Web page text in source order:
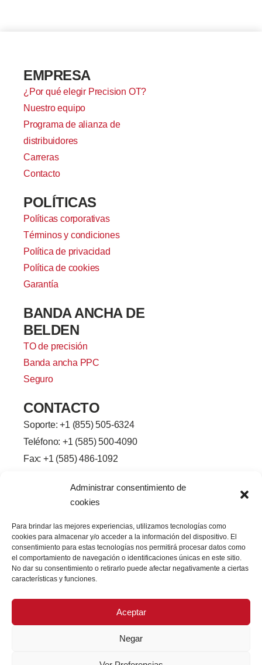
Administrar consentimiento de
cookies
Para brindar las mejores experiencias, utilizamos tecnologías como
cookies para almacenar y/o acceder a la información del dispositivo. El
consentimiento para estas tecnologías nos permitirá procesar datos como
el comportamiento de navegación o identificaciones únicas en este sitio.
No dar su consentimiento o retirarlo puede afectar negativamente a ciertas
características y funciones.
Aceptar
Negar
EMPRESA
¿Por qué elegir Precision OT?
Nuestro equipo
Programa de alianza de
distribuidores
Carreras
Contacto
POLÍTICAS
Políticas corporativas
Términos y condiciones
Política de privacidad
Política de cookies
Garantía
BANDA ANCHA DE
BELDEN
TO de precisión
Banda ancha PPC
Seguro
CONTACTO
Soporte: +1 (855) 505-6324
Teléfono: +1 (585) 500-4090
Fax: +1 (585) 486-1092
Henrietta, 2245
a
c
e
b
o
k
f
i
n
k
e
d
n
o
r
j
e
o
Y
o
u
T
u
b